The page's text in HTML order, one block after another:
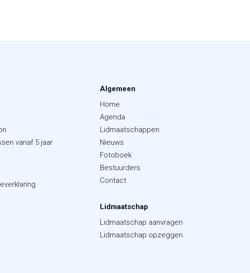
vanaf 5 jaar
Algemeen
Home
Agenda
Lidmaatschappen
Nieuws
Fotoboek
Bestuurders
Contact
Lidmaatschap
Lidmaatschap aanvragen
Lidmaatschap opzeggen